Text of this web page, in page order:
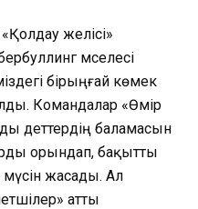
желісі»
мәселесі
бірыңғай көмек
Командалар «Өмір
әдеттердің баламасын
орындап, бақытты
жасады. Ал
атты